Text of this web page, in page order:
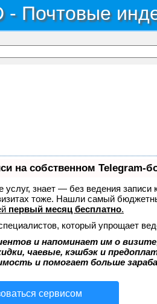
- Почтовые
на собственном Telegram-
услуг, знает — без ведения
тоже. Нашли самый
первый месяц бесплатно.
который упрощает
и напоминает им о
чаевые, кэшбэк и
и помогает больше
сервисом